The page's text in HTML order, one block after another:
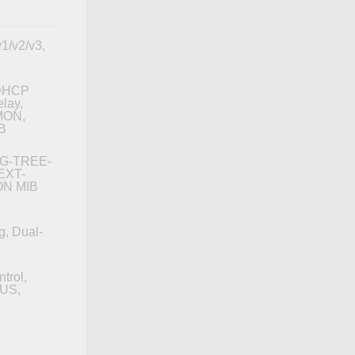
v2/v3,
TREE-
MIB
Dual-